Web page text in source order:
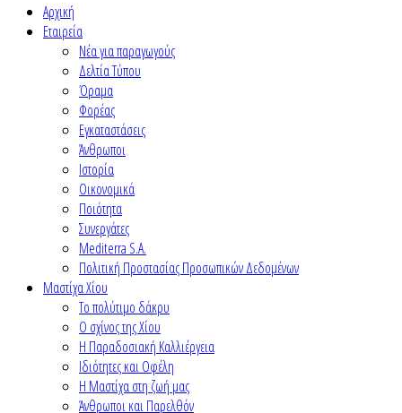
Αρχική
Εταιρεία
Νέα για παραγωγούς
Δελτία Τύπου
Όραμα
Φορέας
Εγκαταστάσεις
Άνθρωποι
Ιστορία
Οικονομικά
Ποιότητα
Συνεργάτες
Mediterra S.A.
Πολιτική Προστασίας Προσωπικών Δεδομένων
Μαστίχα Χίου
Το πολύτιμο δάκρυ
Ο σχίνος της Χίου
Η Παραδοσιακή Καλλιέργεια
Ιδιότητες και Οφέλη
Η Μαστίχα στη ζωή μας
Άνθρωποι και Παρελθόν